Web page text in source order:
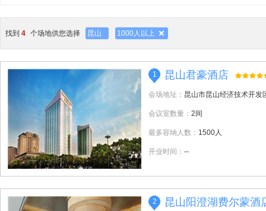
找到 4 个场地供您选择 昆山 1000人以上
1 昆山君豪酒店
会场地址： 昆山市昆山经济技术开发
会议室数量： 2间
最多容纳人数： 1500人
开业时间： --
2 昆山阳澄湖费尔蒙酒